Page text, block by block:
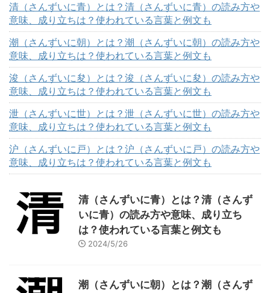
清（さんずいに青）とは？清（さんずいに青）の読み方や
意味、成り立ちは？使われている言葉と例文も
潮（さんずいに朝）とは？潮（さんずいに朝）の読み方や
意味、成り立ちは？使われている言葉と例文も
浚（さんずいに夋）とは？浚（さんずいに夋）の読み方や
意味、成り立ちは？使われている言葉と例文も
泄（さんずいに世）とは？泄（さんずいに世）の読み方や
意味、成り立ちは？使われている言葉と例文も
沪（さんずいに戸）とは？沪（さんずいに戸）の読み方や
意味、成り立ちは？使われている言葉と例文も
清（さんずいに青）とは？清（さんず
いに青）の読み方や意味、成り立ち
は？使われている言葉と例文も
2024/5/26
潮（さんずいに朝）とは？潮（さんず